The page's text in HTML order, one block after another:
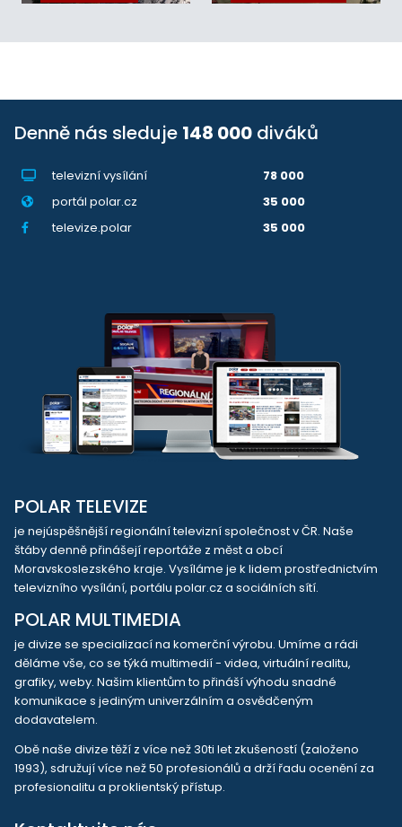
Denně nás sleduje 148 000 diváků
televizní vysílání
78 000
portál polar.cz
35 000
televize.polar
35 000
POLAR TELEVIZE
je nejúspěšnější regionální televizní společnost v ČR. Naše
štáby denně přinášejí reportáže z měst a obcí
Moravskoslezského kraje. Vysíláme je k lidem prostřednictvím
televizního vysílání, portálu polar.cz a sociálních sítí.
POLAR MULTIMEDIA
je divize se specializací na komerční výrobu. Umíme a rádi
děláme vše, co se týká multimedií - videa, virtuální realitu,
grafiky, weby. Našim klientům to přináší výhodu snadné
komunikace s jediným univerzálním a osvědčeným
dodavatelem.
Obě naše divize těží z více než 30ti let zkušeností (založeno
1993), sdružují více než 50 profesionálů a drží řadu ocenění za
profesionalitu a proklientský přístup.